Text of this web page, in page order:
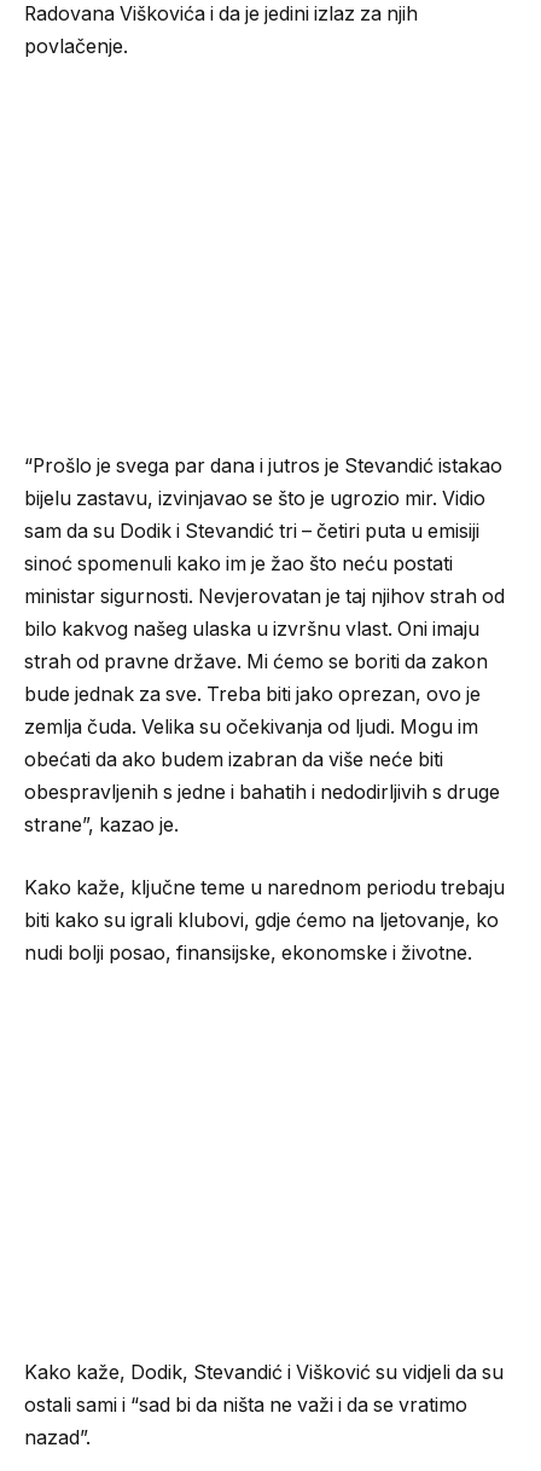
Radovana Viškovića i da je jedini izlaz za njih
povlačenje.
“Prošlo je svega par dana i jutros je Stevandić istakao
bijelu zastavu, izvinjavao se što je ugrozio mir. Vidio
sam da su Dodik i Stevandić tri – četiri puta u emisiji
sinoć spomenuli kako im je žao što neću postati
ministar sigurnosti. Nevjerovatan je taj njihov strah od
bilo kakvog našeg ulaska u izvršnu vlast. Oni imaju
strah od pravne države. Mi ćemo se boriti da zakon
bude jednak za sve. Treba biti jako oprezan, ovo je
zemlja čuda. Velika su očekivanja od ljudi. Mogu im
obećati da ako budem izabran da više neće biti
obespravljenih s jedne i bahatih i nedodirljivih s druge
strane”, kazao je.
Kako kaže, ključne teme u narednom periodu trebaju
biti kako su igrali klubovi, gdje ćemo na ljetovanje, ko
nudi bolji posao, finansijske, ekonomske i životne.
Kako kaže, Dodik, Stevandić i Višković su vidjeli da su
ostali sami i “sad bi da ništa ne važi i da se vratimo
nazad”.